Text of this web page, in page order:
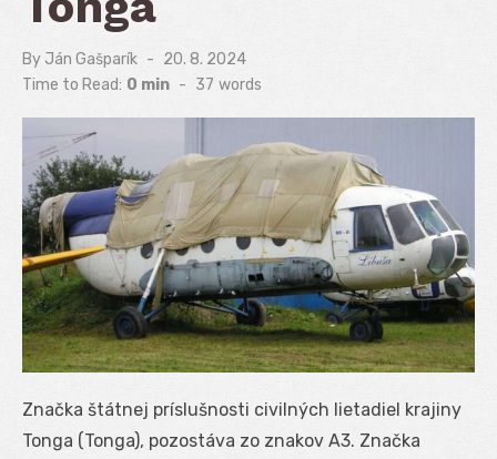
By Ján Gašparík
Posted
on
20. 8. 2024
Time to Read: 0 min - 37 words
Značka štátnej príslušnosti civilných lietadiel krajiny
Tonga (Tonga), pozostáva zo znakov A3. Značka